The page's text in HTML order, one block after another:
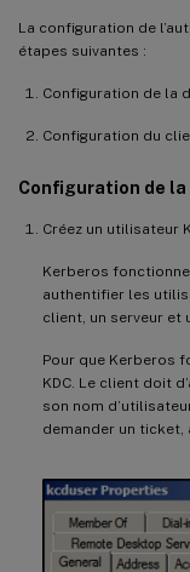
La configuration de
étapes suivantes :
Configuration de la
Configuration du
Configuration de
Créez un utilisateur
Kerberos
authentifier les
client, un serveur et
Pour que Kerberos
KDC. Le client doit
son nom
demander un ticket,